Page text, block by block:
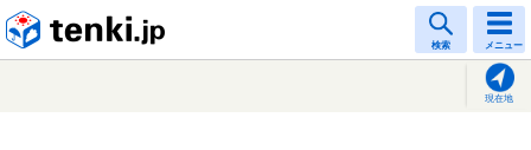
検索 メニュー
現在地